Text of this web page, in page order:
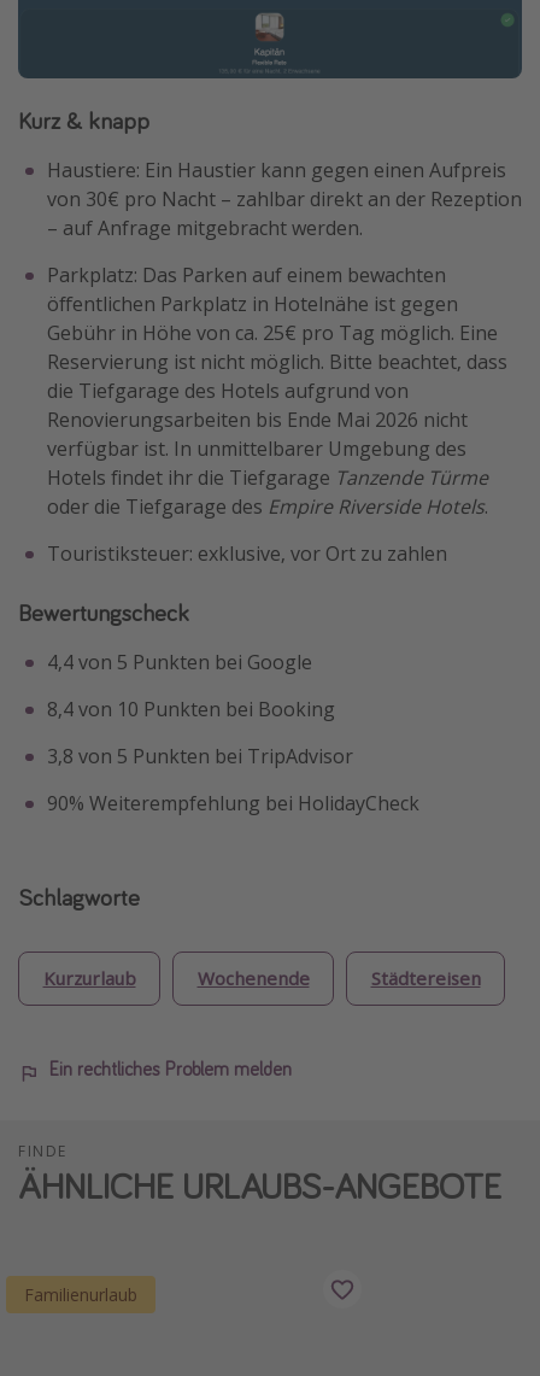
Kurz & knapp
Haustiere: Ein Haustier kann gegen einen Aufpreis
von 30€ pro Nacht – zahlbar direkt an der Rezeption
– auf Anfrage mitgebracht werden.
Parkplatz: Das Parken auf einem bewachten
öffentlichen Parkplatz in Hotelnähe ist gegen
Gebühr in Höhe von ca. 25€ pro Tag möglich. Eine
Reservierung ist nicht möglich. Bitte beachtet, dass
die Tiefgarage des Hotels aufgrund von
Renovierungsarbeiten bis Ende Mai 2026 nicht
verfügbar ist. In unmittelbarer Umgebung des
Hotels findet ihr die Tiefgarage Tanzende Türme
oder die Tiefgarage des Empire Riverside Hotels.
Touristiksteuer: exklusive, vor Ort zu zahlen
Bewertungscheck
4,4 von 5 Punkten bei Google
8,4 von 10 Punkten bei Booking
3,8 von 5 Punkten bei TripAdvisor
90% Weiterempfehlung bei HolidayCheck
Schlagworte
Kurzurlaub Wochenende Städtereisen
Ein rechtliches Problem melden
FINDE
ÄHNLICHE URLAUBS-ANGEBOTE
Familienurlaub